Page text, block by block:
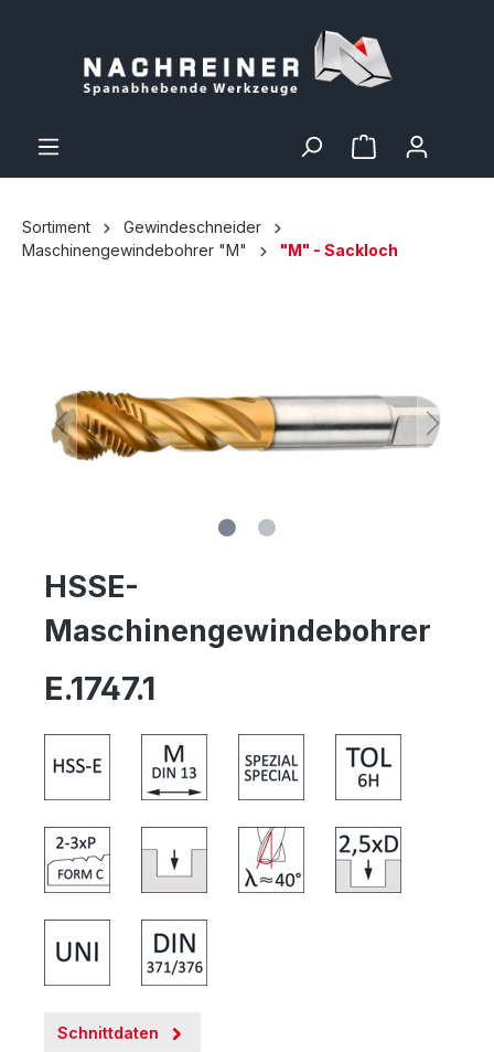
Sortiment
Gewindeschneider
Maschinengewindebohrer "M"
"M" - Sackloch
HSSE-
Maschinengewindebohrer
E.1747.1
Schnittdaten